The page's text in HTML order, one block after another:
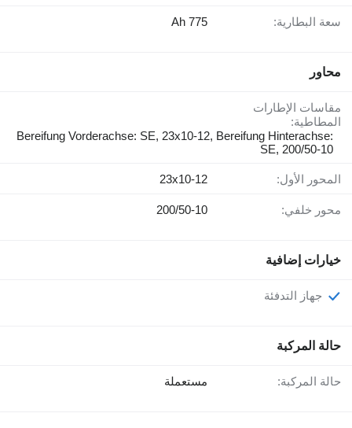
سعة البطارية: 775 Ah
محاور
مقاسات الإطارات
المطاطية:
Bereifung Vorderachse: SE, 23x10-12, Bereifung Hinterachse:
SE, 200/50-10
المحور الأول: 23x10-12
محور خلفي: 200/50-10
خيارات إضافية
جهاز التدفئة
حالة المركبة
حالة المركبة: مستعملة